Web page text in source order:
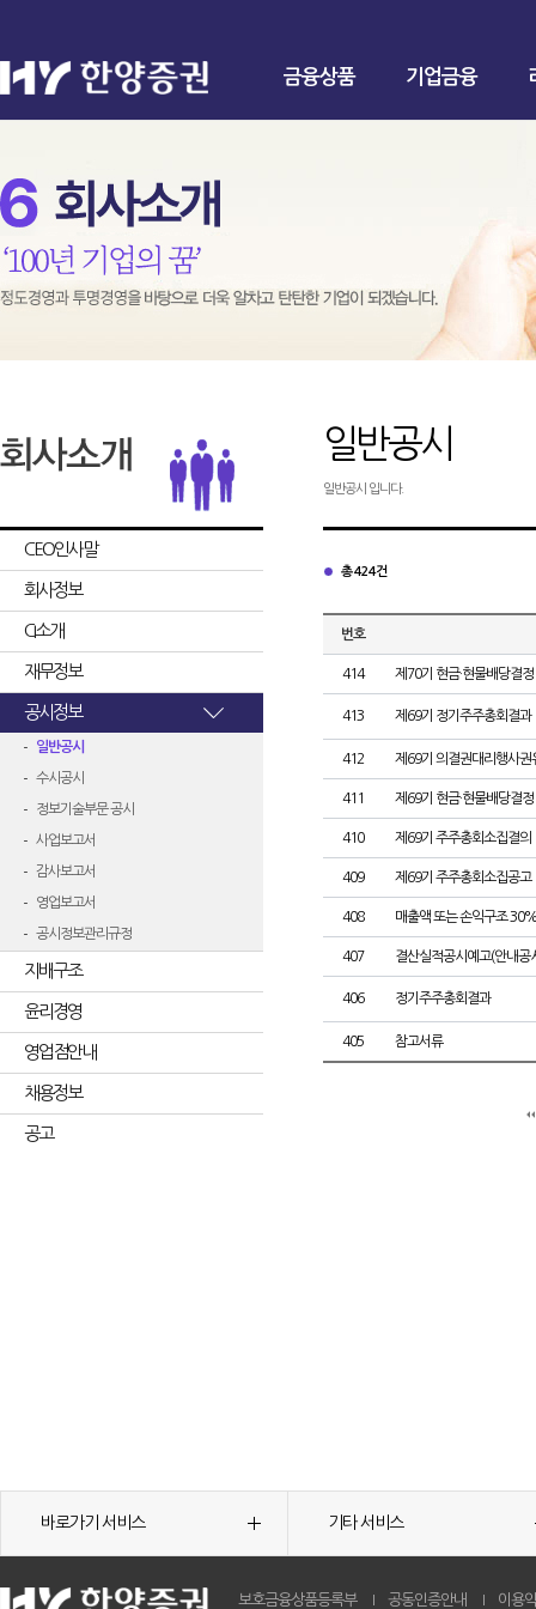
금융상품 기업금융
CEO인사말
회사정보
CI소개
재무정보
공시정보
일반공시
수시공시
정보기술부문 공시
사업보고서
감사보고서
영업보고서
공시정보관리규정
지배구조
윤리경영
영업점안내
채용정보
공고
일반공시
일반공시 입니다.
총 424건
번호
414 제70기 현금·현물배당결정
413 제69기 정기주주총회결과
412 제69기 의결권대리행사권
411 제69기 현금·현물배당결정
410 제69기 주주총회소집결의
409 제69기 주주총회소집공고
408 매출액 또는 손익구조
407 결산실적공시예고(안내공
406 정기주주총회결과
405 참고서류
바로가기 서비스 기타 서비스
보호금융상품등록부 공동인증안내 이용